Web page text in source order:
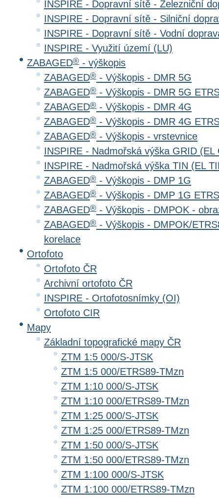
INSPIRE - Dopravní sítě - Železniční
INSPIRE - Dopravní sítě - Silniční
INSPIRE - Dopravní sítě - Vodní
INSPIRE - Využití území (LU)
ZABAGED® - výškopis
ZABAGED® - Výškopis - DMR 5G
ZABAGED® - Výškopis - DMR 5G
ZABAGED® - Výškopis - DMR 4G
ZABAGED® - Výškopis - DMR 4G
ZABAGED® - Výškopis - vrstevnice
INSPIRE - Nadmořská výška GRID (EL
INSPIRE - Nadmořská výška TIN (EL
ZABAGED® - Výškopis - DMP 1G
ZABAGED® - Výškopis - DMP 1G
ZABAGED® - Výškopis - DMPOK -
ZABAGED® - Výškopis - DMPOK/
korelace
Ortofoto
Ortofoto ČR
Archivní ortofoto ČR
INSPIRE - Ortofotosnímky (OI)
Ortofoto CIR
Mapy
Základní topografické mapy ČR
ZTM 1:5 000/S-JTSK
ZTM 1:5 000/ETRS89-TMzn
ZTM 1:10 000/S-JTSK
ZTM 1:10 000/ETRS89-TMzn
ZTM 1:25 000/S-JTSK
ZTM 1:25 000/ETRS89-TMzn
ZTM 1:50 000/S-JTSK
ZTM 1:50 000/ETRS89-TMzn
ZTM 1:100 000/S-JTSK
ZTM 1:100 000/ETRS89-TMzn